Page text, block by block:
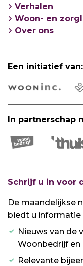
Verhalen
Woon- en
Over ons
Een initiatief van:
In partnerschap
Schrijf u in voor
De maandelijkse
biedt u informatie
Nieuws van de
Woonbedrijf en
Relevante